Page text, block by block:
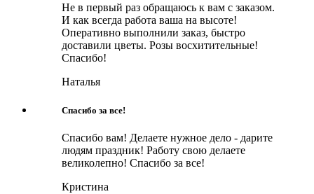
Не в первый раз обращаюсь к вам с заказом.
И как всегда работа ваша на высоте!
Оперативно выполнили заказ, быстро
доставили цветы. Розы восхитительные!
Спасибо!
Наталья
Спасибо за все!
Спасибо вам! Делаете нужное дело - дарите
людям праздник! Работу свою делаете
великолепно! Спасибо за все!
Кристина